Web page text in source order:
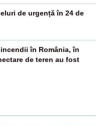
de urgență în 24 de
în România, în
de teren au fost